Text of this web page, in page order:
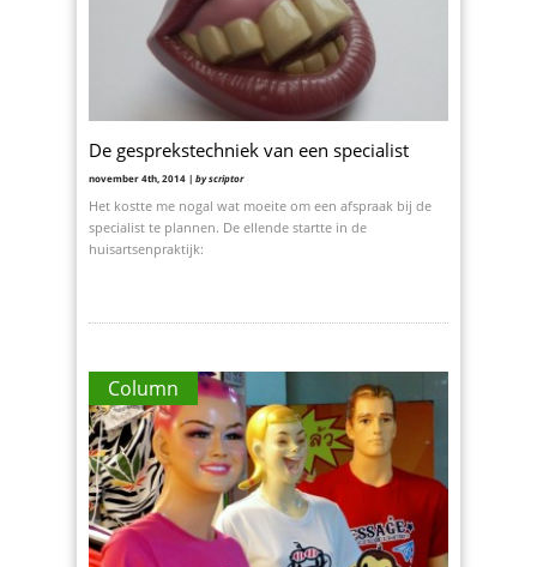
De gesprekstechniek van een specialist
november 4th, 2014 | by scriptor
Het kostte me nogal wat moeite om een afspraak bij de
specialist te plannen. De ellende startte in de
huisartsenpraktijk:
Column